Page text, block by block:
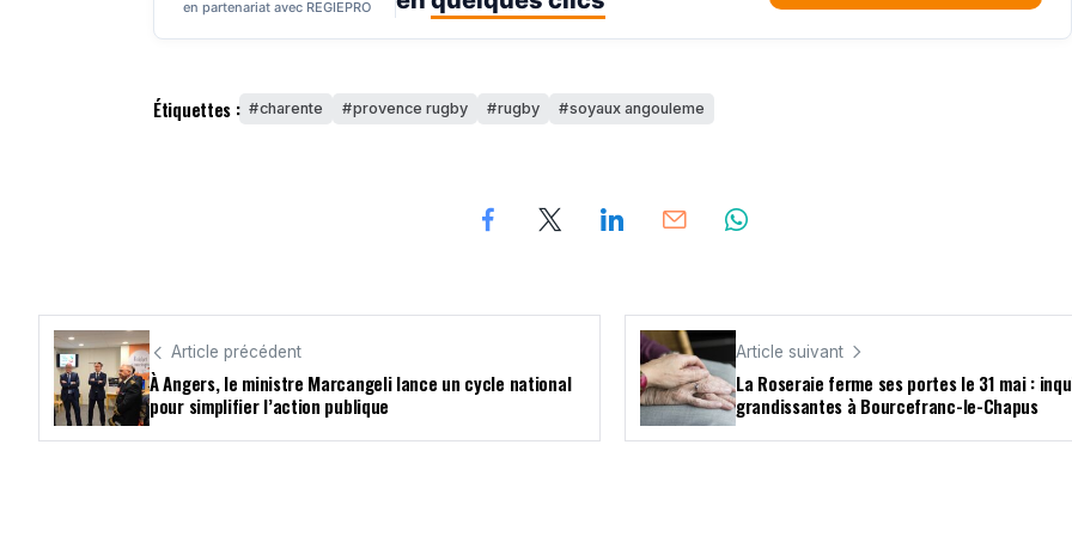
en partenariat avec REGIEPRO
Étiquettes : charente provence rugby rugby soyaux angouleme
Article précédent
À Angers, le ministre Marcangeli lance un cycle national
pour simplifier l’action publique
Article suivant
La Roseraie ferme ses portes le 31 mai :
grandissantes à Bourcefranc-le-Chapus